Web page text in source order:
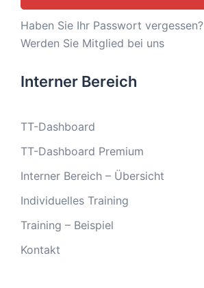
Haben Sie Ihr Passwort vergessen?
Werden Sie Mitglied bei uns
Interner Bereich
TT-Dashboard
TT-Dashboard Premium
Interner Bereich – Übersicht
Individuelles Training
Training – Beispiel
Kontakt